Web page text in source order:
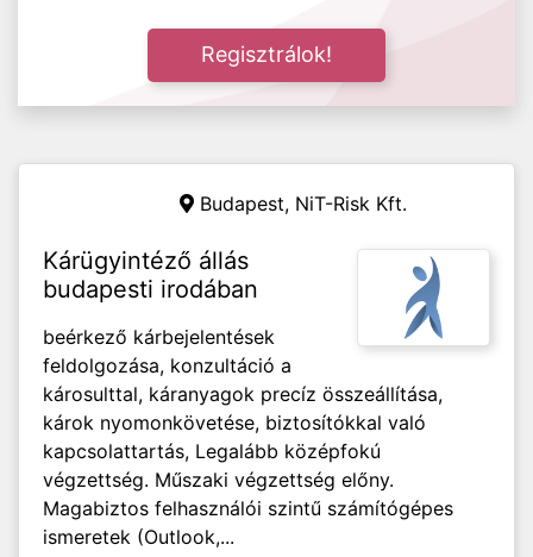
Regisztrálok!
Budapest, NiT-Risk Kft.
Kárügyintéző állás
budapesti irodában
beérkező kárbejelentések
feldolgozása, konzultáció a
károsulttal, káranyagok precíz összeállítása,
károk nyomonkövetése, biztosítókkal való
kapcsolattartás, Legalább középfokú
végzettség. Műszaki végzettség előny.
Magabiztos felhasználói szintű számítógépes
ismeretek (Outlook,...